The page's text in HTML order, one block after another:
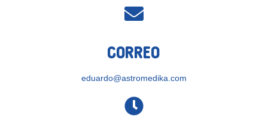

Correo
eduardo@astromedika.com
